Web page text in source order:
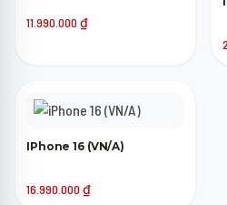
11.990.000 ₫
IPhone 16 (VN/A)
16.990.000 ₫